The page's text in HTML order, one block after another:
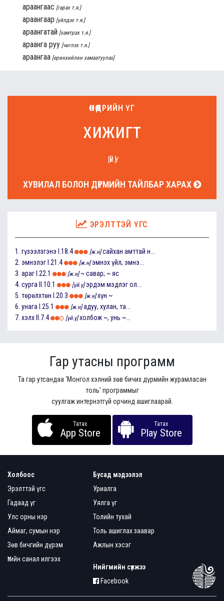
араангаас [гарах т.я.]
араангаар [үйлдэх т.я.]
араангатай [хамтрах т.я.]
араанга руу [чиглэх т.я.]
араангаа [ерөнхийлөн хамаатуулах]
ӨНӨӨДРИЙН ҮГ
хижигт
[ҮЙ.Ү]
ХУВИЛАЛ БОЛОН ДҮРМИЙН ТАЙЛБАР ХАРАХ
ЭРЭЛТТЭЙ ҮГС
1. гүзээлзгэнэ I.18.4 [ж.н] сайхан амттай н...
2. эмнэлэг I.21.4 [ж.н] эмнэх үйл; эмнэ...
3. араг I.22.1 [ж.н] ~ савар; ~ яс
4. сурга II.10.1 [үй.ү] эрдэм мэдлэг ол...
5. төрөлхтөн I.20.3 [ж.н] хүн ~
6. унага I.25.1 [ж.н] адуу, хулан, та...
7. хэлх II.7.4 [үй.ү] холбож ~, унь ~...
Гар утасны программ
Та гар утсандаа ‘Монгол хэлний зөв бичих дүрмийн журамласан
толь’ программыг
суулгаж интернэтгүй орчинд ашиглаарай.
Татах
App Store
Татах
Play Store
Холбоос
Эрэлттэй үгс
Гадаад үг
Улс орны нэр
Аймаг, сумын нэр
Зөв бичгийн дүрэм
Үгийн санал илгээх
Бусад мэдээлэл
Уриалга
Уялга үг
Толийн тухай
Толь ашиглах заавар
Ажлын хэсэг
Нийгмийн сүлжээ
Facebook